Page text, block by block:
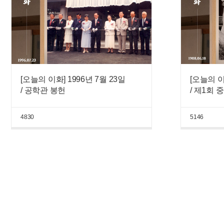
[오늘의 이화] 1996년 7월 23일
/ 공학관 봉헌
4830
[오늘의
/ 제1회
5146